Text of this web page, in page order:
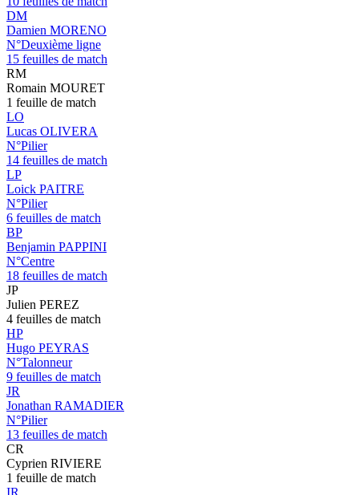
DM
Damien MORENO
N°Deuxième ligne
15 feuilles de match
RM
Romain MOURET
1 feuille de match
LO
Lucas OLIVERA
N°Pilier
14 feuilles de match
LP
Loick PAITRE
N°Pilier
6 feuilles de match
BP
Benjamin PAPPINI
N°Centre
18 feuilles de match
JP
Julien PEREZ
4 feuilles de match
HP
Hugo PEYRAS
N°Talonneur
9 feuilles de match
JR
Jonathan RAMADIER
N°Pilier
13 feuilles de match
CR
Cyprien RIVIERE
1 feuille de match
IR